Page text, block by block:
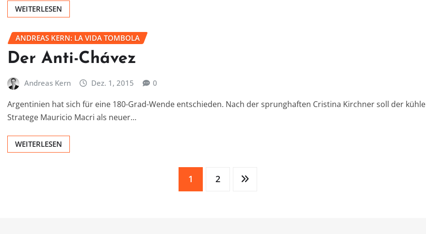
WEITERLESEN
ANDREAS KERN: LA VIDA TOMBOLA
Der Anti-Chávez
Andreas Kern Dez. 1, 2015 0
Argentinien hat sich für eine 180-Grad-Wende entschieden. Nach der sprunghaften Cristina Kirchner soll der kühle
Stratege Mauricio Macri als neuer…
WEITERLESEN
Seitennummerierung
1 2